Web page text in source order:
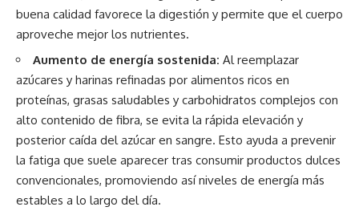
buena calidad favorece la digestión y permite que el cuerpo
aproveche mejor los nutrientes.
Aumento de energía sostenida: Al reemplazar
azúcares y harinas refinadas por alimentos ricos en
proteínas, grasas saludables y carbohidratos complejos con
alto contenido de fibra, se evita la rápida elevación y
posterior caída del azúcar en sangre. Esto ayuda a prevenir
la fatiga que suele aparecer tras consumir productos dulces
convencionales, promoviendo así niveles de energía más
estables a lo largo del día.